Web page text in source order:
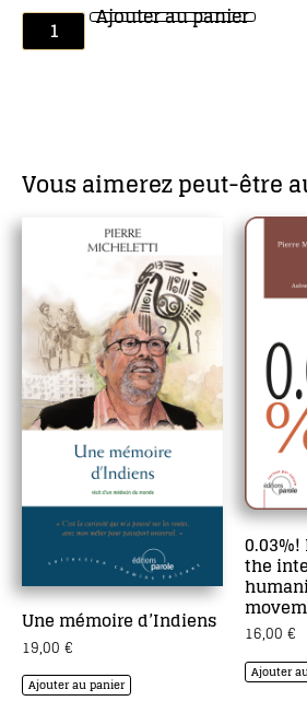
Ajouter au panier
Vous aimerez peut-être
Une mémoire d’Indiens
19,00 €
Ajouter au panier
0.03%!
the
16,00 €
Ajouter